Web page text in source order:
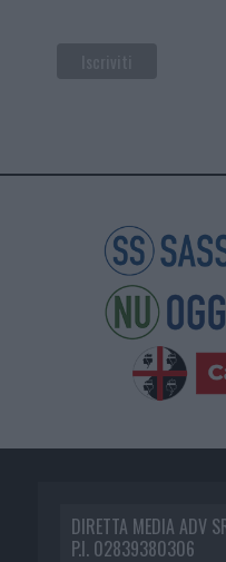
DIRETTA MEDIA ADV
P.I. 02839380306